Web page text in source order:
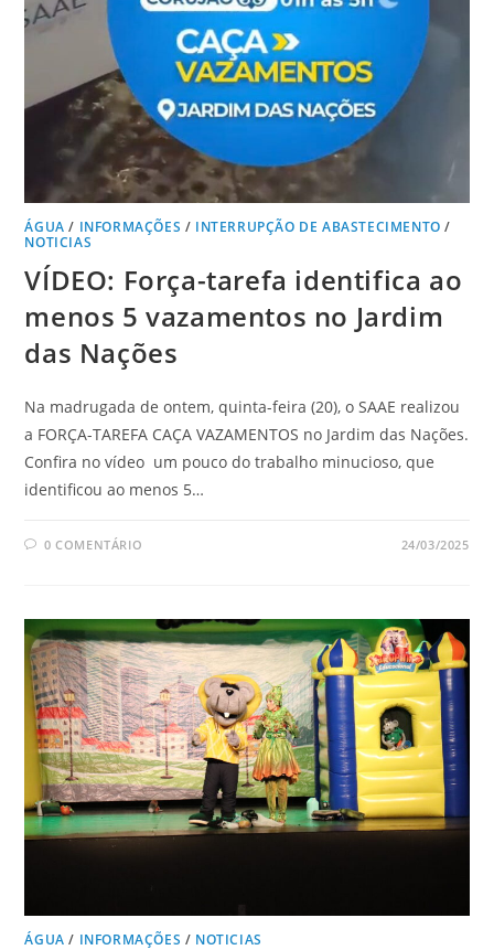
ÁGUA / INFORMAÇÕES / INTERRUPÇÃO DE ABASTECIMENTO /
NOTICIAS
VÍDEO: Força-tarefa identifica ao
menos 5 vazamentos no Jardim
das Nações
Na madrugada de ontem, quinta-feira (20), o SAAE realizou
a FORÇA-TAREFA CAÇA VAZAMENTOS no Jardim das Nações.
Confira no vídeo um pouco do trabalho minucioso, que
identificou ao menos 5…
0 COMENTÁRIO 24/03/2025
ÁGUA / INFORMAÇÕES / NOTICIAS